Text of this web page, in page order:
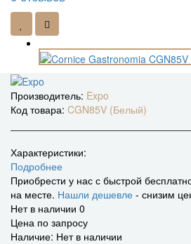
Производитель: Expo
Код товара: CGN85V (Белый)
Характеристики:
Подробнее
Приобрести у нас с быстрой
на месте. Нашли дешевле - снизим
Нет в наличии 0
Цена по запросу
Наличие: Нет в наличии